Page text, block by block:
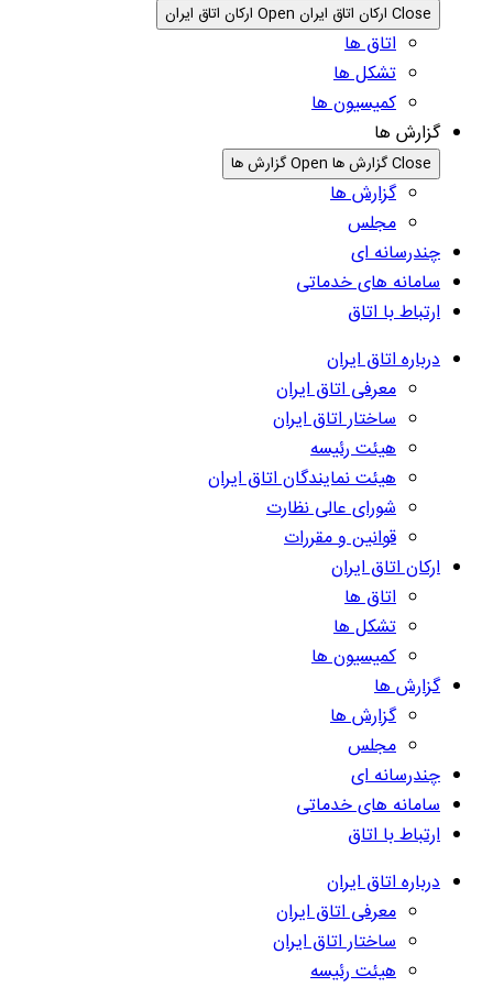
Close ارکان اتاق ایران Open ارکان اتاق ایران
اتاق ها
تشکل ها
کمیسیون ها
گزارش ها
Close گزارش ها Open گزارش ها
گزارش ها
مجلس
چندرسانه ای
سامانه های خدماتی
ارتباط با اتاق
درباره اتاق ایران
معرفی اتاق ایران
ساختار اتاق ایران
هیئت رئیسه
هیئت نمایندگان اتاق ایران
شورای عالی نظارت
قوانین و مقررات
ارکان اتاق ایران
اتاق ها
تشکل ها
کمیسیون ها
گزارش ها
گزارش ها
مجلس
چندرسانه ای
سامانه های خدماتی
ارتباط با اتاق
درباره اتاق ایران
معرفی اتاق ایران
ساختار اتاق ایران
هیئت رئیسه